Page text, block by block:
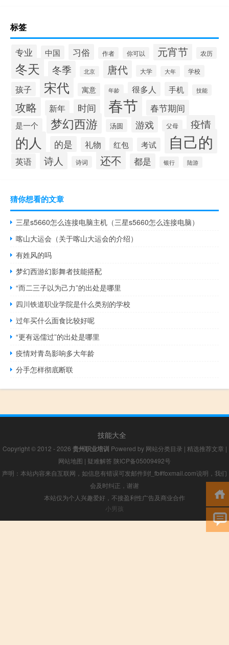
标签
专业 中国 习俗 作者 你可以 元宵节 农历
冬天 冬季 北京 唐代 大学 大年 学校
孩子 宋代 寓意 年龄 很多人 手机 技能
攻略 新年 时间 春节 春节期间
是一个 梦幻西游 汤圆 游戏 父母 疫情
的人 的是 礼物 红包 考试 自己的
英语 诗人 诗词 还不 都是 银行 陆游
猜你想看的文章
三星s5660怎么连接电脑主机（三星s5660怎么连接电脑）
喀山大运会（关于喀山大运会的介绍）
有姓风的吗
梦幻西游幻影舞者技能搭配
“而二三子以为己力”的出处是哪里
四川铁道职业学院是什么类别的学校
过年买什么面食比较好呢
“更有远儒过”的出处是哪里
疫情对青岛影响多大年龄
分手怎样彻底断联
技能大全
Copyright © 2012 - 2026 贵州职业培训 Powered by 网站分类目录 | 精选推荐文章 |
网站地图 | 疑难解答 陕ICP备05009492号
声明：本站内容来自互联网，如信息有错误可发邮件到f_fb#foxmail.com说明，我们
会及时纠正，谢谢
本站仅为个人兴趣爱好，不接盈利性广告及商业合作
小男孩